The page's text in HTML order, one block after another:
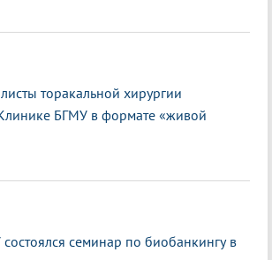
торакальной хирургии
БГМУ в формате «живой
семинар по биобанкингу в